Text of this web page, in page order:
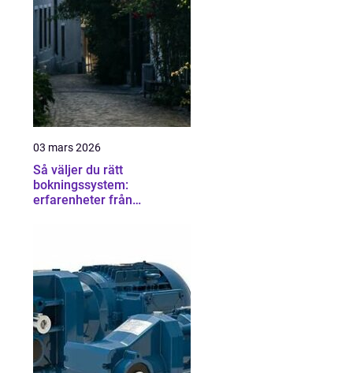
03 mars 2026
Så väljer du rätt
bokningssystem:
erfarenheter från